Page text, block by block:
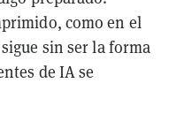
como en el
sin ser la forma
de IA se